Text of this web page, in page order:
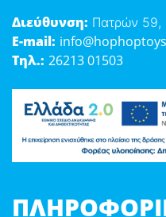
Διεύθυνση: Πατρών 59,
E-mail:
Τηλ.: 26213 01503